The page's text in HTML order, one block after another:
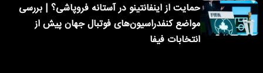
حمایت از اینفانتینو در آستانه فروپاشی؟ | بررسی
مواضع کنفدراسیون‌های فوتبال جهان پیش از
انتخابات فیفا